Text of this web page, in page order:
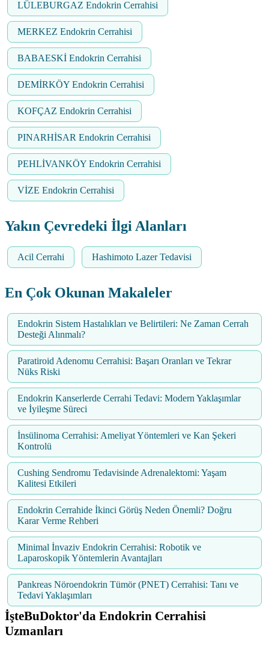
LÜLEBURGAZ Endokrin Cerrahisi
MERKEZ Endokrin Cerrahisi
BABAESKİ Endokrin Cerrahisi
DEMİRKÖY Endokrin Cerrahisi
KOFÇAZ Endokrin Cerrahisi
PINARHİSAR Endokrin Cerrahisi
PEHLİVANKÖY Endokrin Cerrahisi
VİZE Endokrin Cerrahisi
Yakın Çevredeki İlgi Alanları
Acil Cerrahi Hashimoto Lazer Tedavisi
En Çok Okunan Makaleler
Endokrin Sistem Hastalıkları ve Belirtileri: Ne Zaman Cerrah
Desteği Alınmalı?
Paratiroid Adenomu Cerrahisi: Başarı Oranları ve Tekrar
Nüks Riski
Endokrin Kanserlerde Cerrahi Tedavi: Modern Yaklaşımlar
ve İyileşme Süreci
İnsülinoma Cerrahisi: Ameliyat Yöntemleri ve Kan Şekeri
Kontrolü
Cushing Sendromu Tedavisinde Adrenalektomi: Yaşam
Kalitesi Etkileri
Endokrin Cerrahide İkinci Görüş Neden Önemli? Doğru
Karar Verme Rehberi
Minimal İnvaziv Endokrin Cerrahisi: Robotik ve
Laparoskopik Yöntemlerin Avantajları
Pankreas Nöroendokrin Tümör (PNET) Cerrahisi: Tanı ve
Tedavi Yaklaşımları
İşteBuDoktor'da Endokrin Cerrahisi
Uzmanları